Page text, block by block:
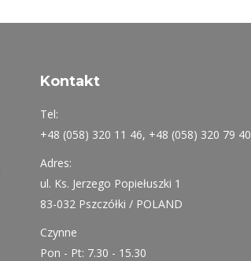
Kontakt
Tel:
+48 (058) 320 11 46, +48 (058) 320 79 40
Adres:
ul. Ks. Jerzego Popiełuszki 1
83-032 Pszczółki / POLAND
Czynne
Pon - Pt: 7.30 - 15.30